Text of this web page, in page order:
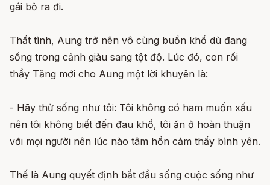
gái bỏ ra đi.
Thất tình, Aung trở nên vô cùng buồn khổ dù đang
sống trong cảnh giàu sang tột độ. Lúc đó, con rối
thầy Tăng mới cho Aung một lời khuyên là:
- Hãy thử sống như tôi: Tôi không có ham muốn xấu
nên tôi không biết đến đau khổ, tôi ăn ở hoàn thuận
với mọi người nên lúc nào tâm hồn cảm thấy bình yên.
Thế là Aung quyết định bắt đầu sống cuộc sống như